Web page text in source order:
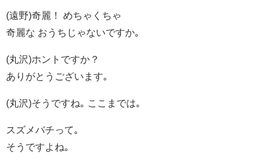
(遠野)奇麗！ めちゃくちゃ
奇麗な おうちじゃないですか｡
(丸沢)ホントですか？
ありがとうございます｡
(丸沢)そうですね｡ ここまでは｡
スズメバチって｡
そうですよね｡